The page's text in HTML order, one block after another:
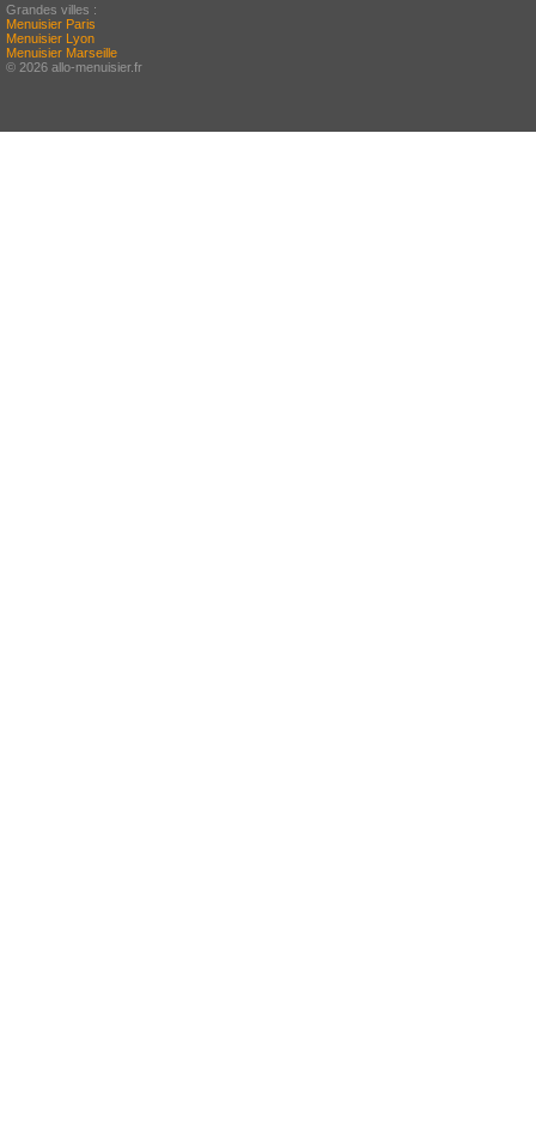
Grandes villes :
Menuisier Paris
Menuisier Lyon
Menuisier Marseille
© 2026 allo-menuisier.fr